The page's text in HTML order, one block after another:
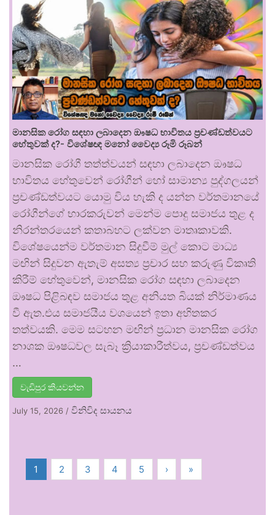
මානසික රෝග සඳහා ලබාදෙන ඖෂධ භාවිතය ප්‍රචණ්ඩත්වයට
හේතුවක් ද?- විශේෂඥ මනෝ වෛද්‍ය රූමි රූබන්
මානසික රෝගී තත්ත්වයන් සඳහා ලබාදෙන ඖෂධ
භාවිතය හේතුවෙන් රෝගීන් හෝ සාමාන්‍ය පුද්ගලයන්
ප්‍රචණ්ඩත්වයට යොමු විය හැකි ද යන්න වර්තමානයේ
රෝගීන්ගේ භාරකරුවන් මෙන්ම පොදු සමාජය තුළ ද
නිරන්තරයෙන් කතාබහට ලක්වන මාතෘකාවකි.
විශේෂයෙන්ම වර්තමාන සිදුවීම් මුල් කොට මාධ්‍ය
මඟින් සිදුවන ඇතැම් අසත්‍ය ප්‍රචාර සහ කරුණු විකෘති
කිරීම් හේතුවෙන්, මානසික රෝග සඳහා ලබාදෙන
ඖෂධ පිළිබඳව සමාජය තුළ අනියත බියක් නිර්මාණය
වී ඇත.එය සමාජයීය වශයෙන් ඉතා අහිතකර
තත්වයකි. මෙම සටහන මඟින් ප්‍රධාන මානසික රෝග
නාශක ඖෂධවල සැබෑ ක්‍රියාකාරීත්වය, ප්‍රචණ්ඩත්වය
…
වැඩිපුර කියවන්න
July 15, 2026 / විනිවිද සායනය
1 2 3 4 5 › »